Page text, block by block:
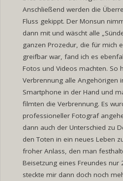
Anschließend werden die
Fluss gekippt. Der Monsun
dann mit und wäscht alle
ganzen Prozedur, die für mich
greifbar war, fand ich es
Fotos und Videos machten. So
Verbrennung alle Angehörigen
Smartphone in der Hand und
filmten die Verbrennung. Es
professioneller Fotograf
dann auch der Unterschied zu
den Toten in ein neues Leben
froher Anlass, den man
Beisetzung eines Freundes nur
steckte mir dann doch noch